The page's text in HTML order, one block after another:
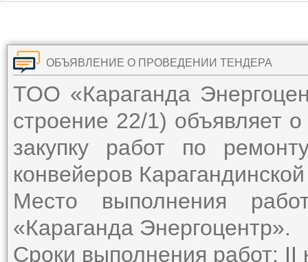
ОБЪЯВЛЕНИЕ О ПРОВЕДЕНИИ ТЕНДЕРА
ТОО «Караганда
строение 22/1) объявляет
закупку работ по
конвейеров
Место выполнения
«Караганда Энергоцентр».
Сроки выполнения работ: II